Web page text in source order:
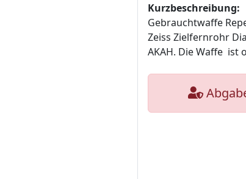
Kurzbeschreibung:
Gebrauchtwaffe
Zeiss Zielfernrohr
AKAH. Die Waffe ist